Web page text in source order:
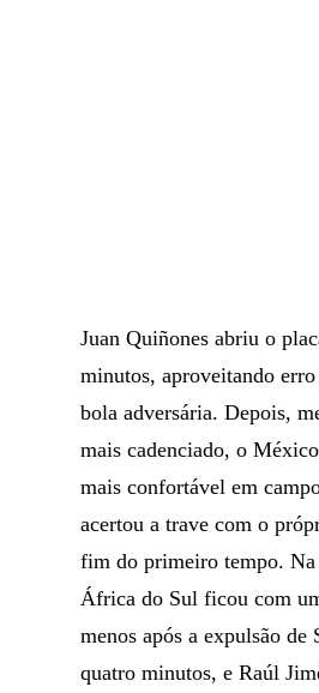
Juan Quiñones abriu o
minutos, aproveitando erro
bola adversária. Depois,
mais cadenciado, o
mais confortável em
acertou a trave com o
fim do primeiro tempo.
África do Sul ficou com
menos após a expulsão de
quatro minutos, e Raúl